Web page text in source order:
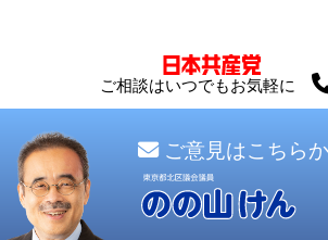
ご相談はいつでもお気軽に
ご意見はこちら